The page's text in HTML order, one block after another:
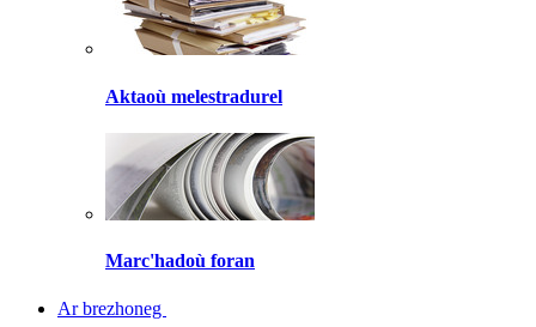
Aktaoù melestradurel
Marc'hadoù foran
Ar brezhoneg